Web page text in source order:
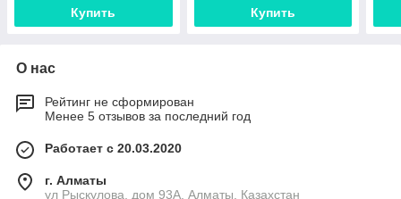
Купить Купить
О нас
Рейтинг не сформирован
Менее 5 отзывов за последний год
Работает с 20.03.2020
г. Алматы
ул Рыскулова, дом 93А, Алматы, Казахстан